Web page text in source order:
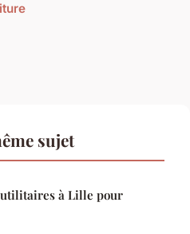
sujet
à Lille pour